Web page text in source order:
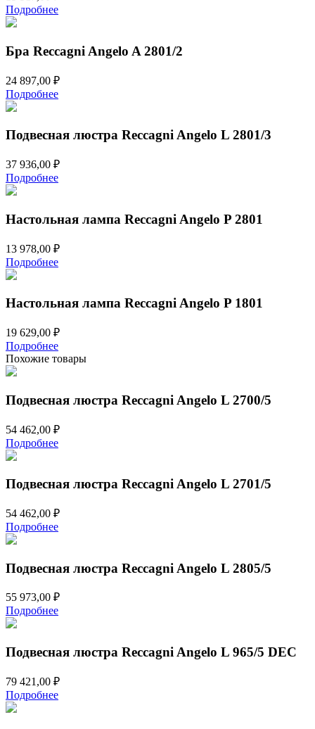
Подробнее
Бра Reccagni Angelo A 2801/2
24 897,00 ₽
Подробнее
Подвесная люстра Reccagni Angelo L 2801/3
37 936,00 ₽
Подробнее
Настольная лампа Reccagni Angelo P 2801
13 978,00 ₽
Подробнее
Настольная лампа Reccagni Angelo P 1801
19 629,00 ₽
Подробнее
Похожие товары
Подвесная люстра Reccagni Angelo L 2700/5
54 462,00 ₽
Подробнее
Подвесная люстра Reccagni Angelo L 2701/5
54 462,00 ₽
Подробнее
Подвесная люстра Reccagni Angelo L 2805/5
55 973,00 ₽
Подробнее
Подвесная люстра Reccagni Angelo L 965/5 DEC
79 421,00 ₽
Подробнее